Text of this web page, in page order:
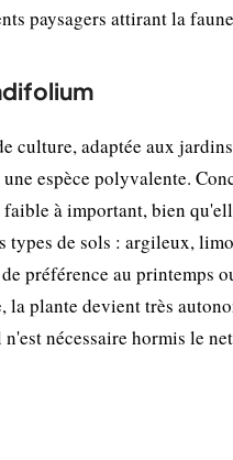
paysagers attirant la
adaptée aux
espèce polyvalente.
à important, bien
types de sols : argileux,
préférence au printemps
plante devient très
nécessaire hormis le